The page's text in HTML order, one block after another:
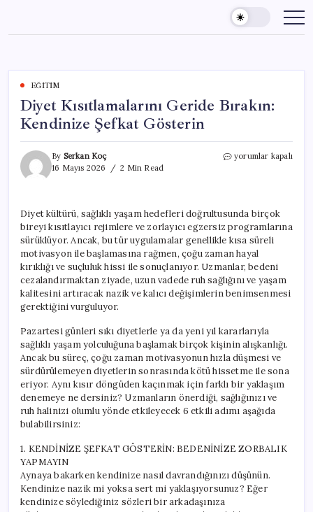
content
EĞITIM
Diyet Kısıtlamalarını Geride Bırakın:
Kendinize Şefkat Gösterin
By Serkan Koç
16 Mayıs 2026
2 Min Read
Diyet
Şefkat
Gösterin
için
yorumlar kapalı
Diyet kültürü, sağlıklı yaşam hedefleri doğrultusunda birçok
bireyi kısıtlayıcı rejimlere ve zorlayıcı egzersiz programlarına
sürüklüyor. Ancak, bu tür uygulamalar genellikle kısa süreli
motivasyon ile başlamasına rağmen, çoğu zaman hayal
kırıklığı ve suçluluk hissi ile sonuçlanıyor. Uzmanlar, bedeni
cezalandırmaktan ziyade, uzun vadede ruh sağlığını ve yaşam
kalitesini artıracak nazik ve kalıcı değişimlerin benimsenmesi
gerektiğini vurguluyor.
Pazartesi günleri sıkı diyetlerle ya da yeni yıl kararlarıyla
sağlıklı yaşam yolculuğuna başlamak birçok kişinin alışkanlığı.
Ancak bu süreç, çoğu zaman motivasyonun hızla düşmesi ve
sürdürülemeyen diyetlerin sonrasında kötü hissetme ile sona
eriyor. Aynı kısır döngüden kaçınmak için farklı bir yaklaşım
denemeye ne dersiniz? Uzmanların önerdiği, sağlığınızı ve
ruh halinizi olumlu yönde etkileyecek 6 etkili adımı aşağıda
bulabilirsiniz:
1. KENDİNİZE ŞEFKAT GÖSTERİN: BEDENİNİZE ZORBALIK
YAPMAYIN
Aynaya bakarken kendinize nasıl davrandığınızı düşünün.
Kendinize nazik mi yoksa sert mi yaklaşıyorsunuz? Eğer
kendinize söylediğiniz sözleri bir arkadaşınıza